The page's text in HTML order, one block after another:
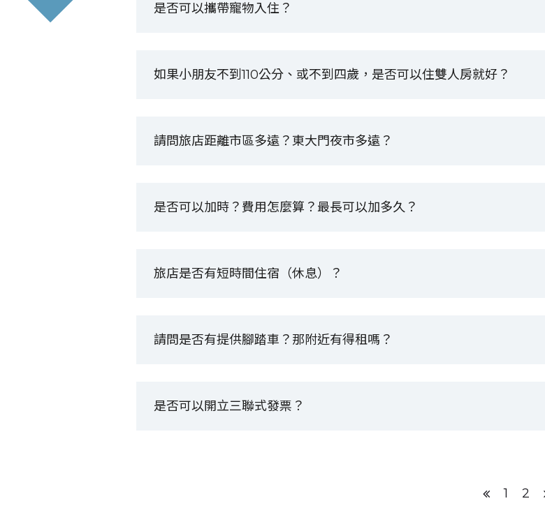
是否可以攜帶寵物入住？
如果小朋友不到110公分、或不到四歲，是否可以住雙人房就好？
請問旅店距離市區多遠？東大門夜市多遠？
是否可以加時？費用怎麼算？最長可以加多久？
旅店是否有短時間住宿（休息）？
請問是否有提供腳踏車？那附近有得租嗎？
是否可以開立三聯式發票？
1 2